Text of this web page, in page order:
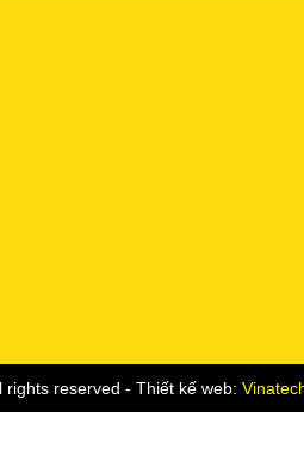
reserved - Thiết kế web: